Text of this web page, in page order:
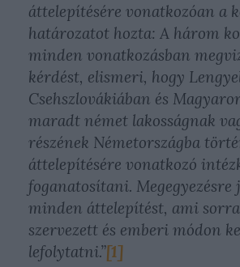
áttelepítésére vonatkozóan a
határozatot hozta: A három
minden vonatkozásban
kérdést, elismeri, hogy
Csehszlovákiában és
maradt német lakosságnak
részének Németországba
áttelepítésére vonatkozó
foganatosítani.
minden áttelepítést, ami
szervezett és emberi módon
lefolytatni.”[1]